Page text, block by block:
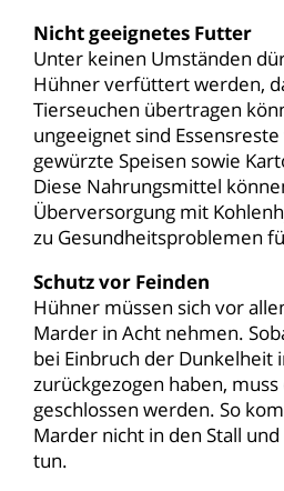
Nicht geeignetes Futter
Unter keinen Umständen
Hühner verfüttert werden,
Tierseuchen übertragen
ungeeignet sind
gewürzte Speisen sowie
Diese Nahrungsmittel
Überversorgung mit
zu Gesundheitsproblemen
Schutz vor Feinden
Hühner müssen sich vor
Marder in Acht nehmen.
bei Einbruch der Dunkelheit
zurückgezogen haben,
geschlossen werden. So
Marder nicht in den Stall
tun.